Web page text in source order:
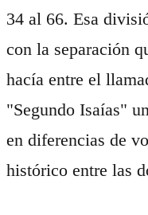
34 al 66. Esa
con la separación
hacía entre el
"Segundo Isaías"
en diferencias de
histórico entre las